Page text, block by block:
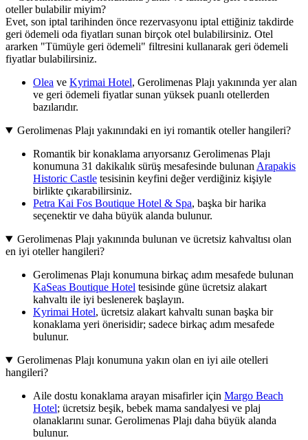
oteller bulabilir miyim?
Evet, son iptal tarihinden önce rezervasyonu iptal ettiğiniz takdirde
geri ödemeli oda fiyatları sunan birçok otel bulabilirsiniz. Otel
ararken "Tümüyle geri ödemeli" filtresini kullanarak geri ödemeli
fiyatlar bulabilirsiniz.
Olea ve Kyrimai Hotel, Gerolimenas Plajı yakınında yer alan
ve geri ödemeli fiyatlar sunan yüksek puanlı otellerden
bazılarıdır.
Gerolimenas Plajı yakınındaki en iyi romantik oteller hangileri?
Romantik bir konaklama arıyorsanız Gerolimenas Plajı
konumuna 31 dakikalık sürüş mesafesinde bulunan Arapakis
Historic Castle tesisinin keyfini değer verdiğiniz kişiyle
birlikte çıkarabilirsiniz.
Petra Kai Fos Boutique Hotel & Spa, başka bir harika
seçenektir ve daha büyük alanda bulunur.
Gerolimenas Plajı yakınında bulunan ve ücretsiz kahvaltısı olan
en iyi oteller hangileri?
Gerolimenas Plajı konumuna birkaç adım mesafede bulunan
KaSeas Boutique Hotel tesisinde güne ücretsiz alakart
kahvaltı ile iyi beslenerek başlayın.
Kyrimai Hotel, ücretsiz alakart kahvaltı sunan başka bir
konaklama yeri önerisidir; sadece birkaç adım mesafede
bulunur.
Gerolimenas Plajı konumuna yakın olan en iyi aile otelleri
hangileri?
Aile dostu konaklama arayan misafirler için Margo Beach
Hotel; ücretsiz beşik, bebek mama sandalyesi ve plaj
olanaklarını sunar. Gerolimenas Plajı daha büyük alanda
bulunur.